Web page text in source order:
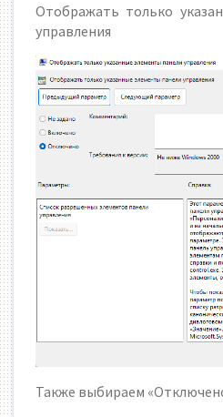
Отображать только
управления
Также выбираем